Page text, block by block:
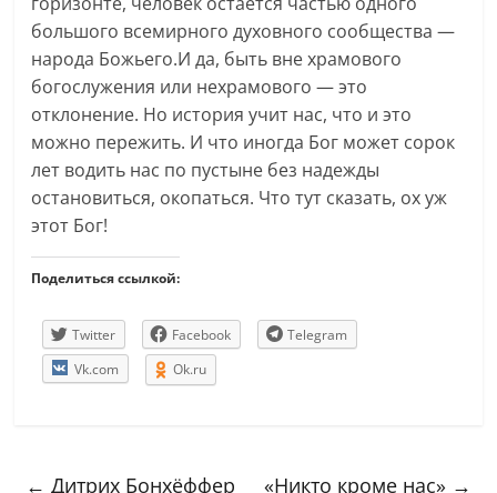
большого всемирного духовного сообщества —
народа Божьего.И да, быть вне храмового
богослужения или нехрамового — это
отклонение. Но история учит нас, что и это
можно пережить. И что иногда Бог может сорок
лет водить нас по пустыне без надежды
остановиться, окопаться. Что тут сказать, ох уж
этот Бог!
Поделиться ссылкой:
Twitter Facebook
Telegram
Vk.com
Ok.ru
← Дитрих Бонхёффер «Никто кроме нас» →